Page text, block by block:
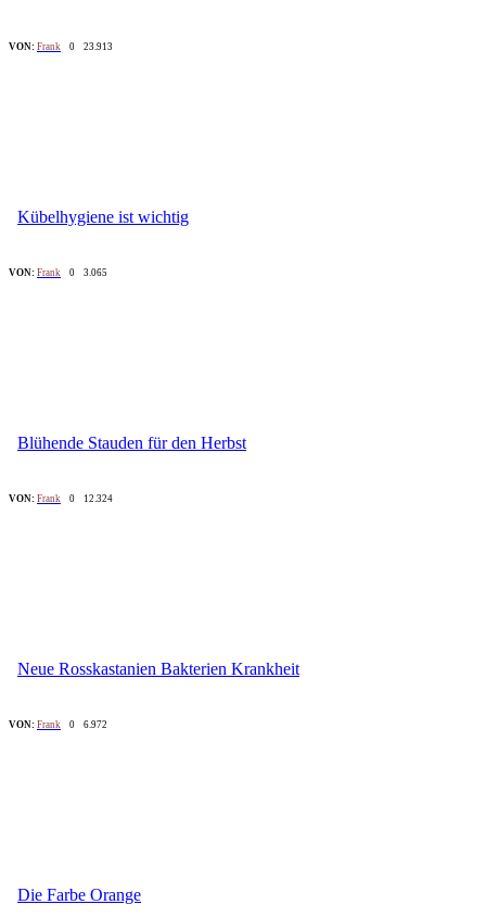
VON: Frank 0 23.913
Kübelhygiene ist wichtig
VON: Frank 0 3.065
Blühende Stauden für den Herbst
VON: Frank 0 12.324
Neue Rosskastanien Bakterien Krankheit
VON: Frank 0 6.972
Die Farbe Orange